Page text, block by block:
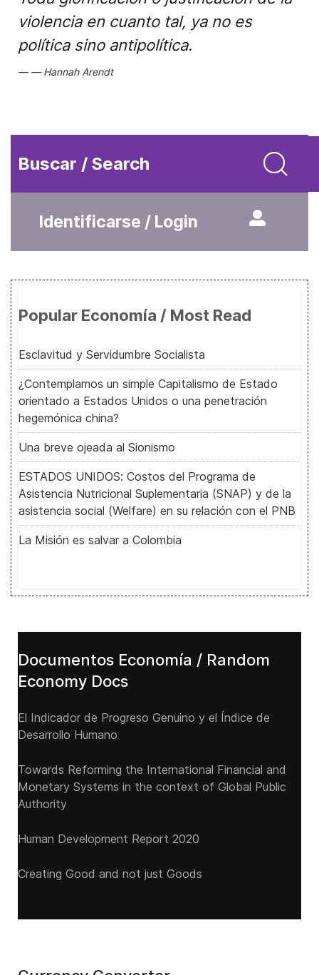
violencia en cuanto tal, ya no es
política sino antipolítica.
Hannah Arendt
Buscar / Search
Identificarse / Login
Popular Economía / Most Read
Esclavitud y Servidumbre Socialista
¿Contemplamos un simple Capitalismo de Estado
orientado a Estados Unidos o una penetración
hegemónica china?
Una breve ojeada al Sionismo
ESTADOS UNIDOS: Costos del Programa de
Asistencia Nutricional Suplementaria (SNAP) y de la
asistencia social (Welfare) en su relación con el PNB
La Misión es salvar a Colombia
Documentos Economía / Random
Economy Docs
El Indicador de Progreso Genuino y el Índice de
Desarrollo Humano
Towards Reforming the International Financial and
Monetary Systems in the context of Global Public
Authority
Human Development Report 2020
Creating Good and not just Goods